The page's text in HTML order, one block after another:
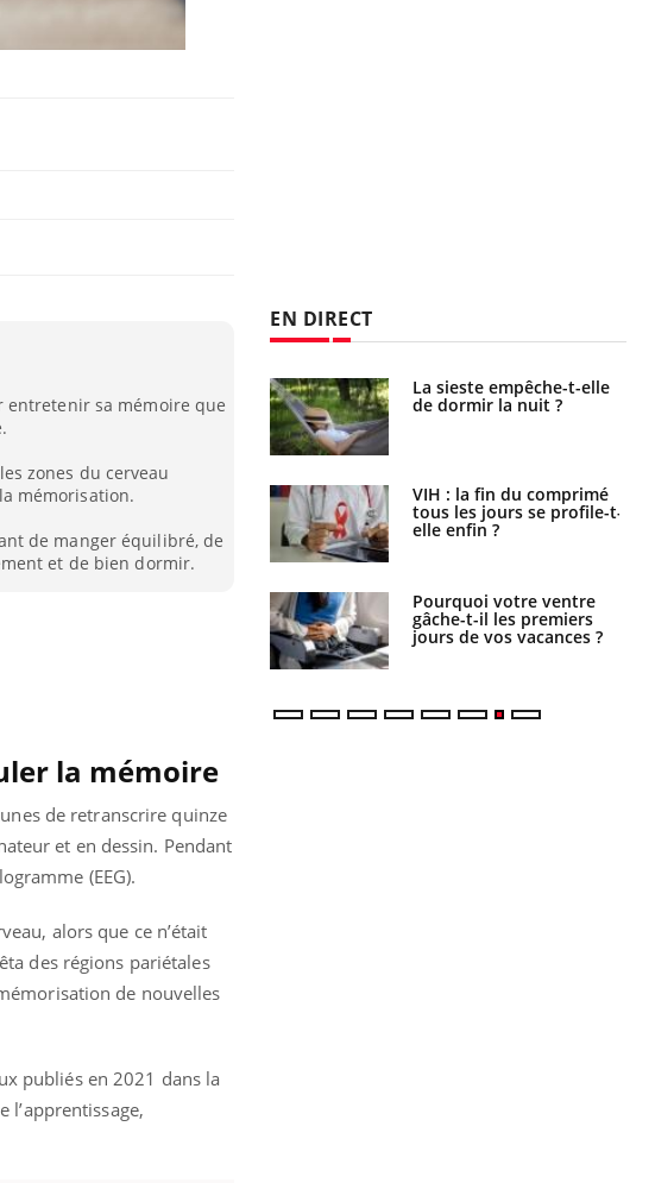
sa mémoire que
zones du cerveau
mémorisation.
de manger équilibré, de
et de bien dormir.
la mémoire
de retranscrire quinze
et en dessin. Pendant
(EEG).
alors que ce n’était
des régions pariétales
de nouvelles
publiés en 2021 dans la
l’apprentissage,
EN DIRECT
West Nile : que se passe-
t-il dans le sud de la
Les médicaments GLP-1
La sieste empêche-t-elle
de dormir la nuit ?
VIH : la fin du comprimé
tous les jours se profile-t-
elle enfin ?
Pourquoi votre ventre
gâche-t-il les premiers
jours de vos vacances ?